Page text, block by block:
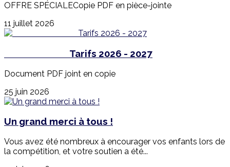
OFFRE SPÉCIALECopie PDF en pièce-jointe
11 juillet 2026
Tarifs 2026 - 2027
Document PDF joint en copie
25 juin 2026
Un grand merci à tous !
Vous avez été nombreux à encourager vos enfants lors de
la compétition, et votre soutien a été...